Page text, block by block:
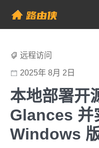
content
帮助中心 -
远程访问
2025年 8月 2日
本地部署开
Glances 并
Windows 版